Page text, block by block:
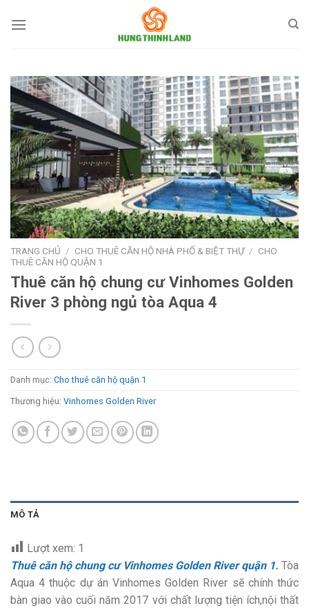
qua
TRANG CHỦ / CHO THUÊ CĂN HỘ NHÀ PHỐ & BIỆT THỰ / CHO
THUÊ CĂN HỘ QUẬN 1
Thuê căn hộ chung cư Vinhomes Golden
River 3 phòng ngủ tòa Aqua 4
Danh mục: Cho thuê căn hộ quận 1
Thương hiệu: Vinhomes Golden River
MÔ TẢ
Lượt xem: 1
Thuê căn hộ chung cư Vinhomes Golden River quận 1. Tòa
Aqua 4 thuộc dự án Vinhomes Golden River sẽ chính thức
bàn giao vào cuối năm 2017 với chất lượng tiện ích,nội thất